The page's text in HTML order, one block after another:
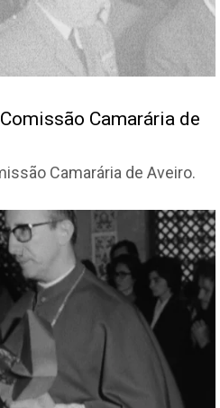
Camarária de
Camarária de Aveiro.